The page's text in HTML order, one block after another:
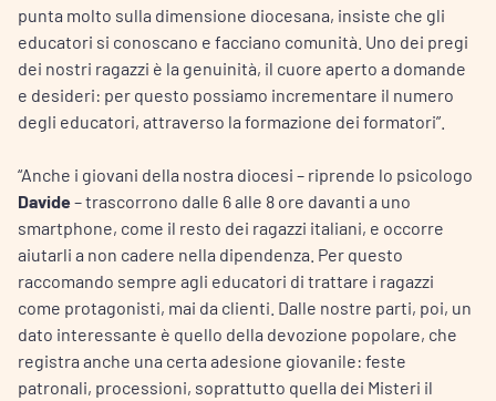
punta molto sulla dimensione diocesana, insiste che gli
educatori si conoscano e facciano comunità. Uno dei pregi
dei nostri ragazzi è la genuinità, il cuore aperto a domande
e desideri: per questo possiamo incrementare il numero
degli educatori, attraverso la formazione dei formatori”.
“Anche i giovani della nostra diocesi – riprende lo psicologo
Davide– trascorrono dalle 6 alle 8 ore davanti a uno
smartphone, come il resto dei ragazzi italiani, e occorre
aiutarli a non cadere nella dipendenza. Per questo
raccomando sempre agli educatori di trattare i ragazzi
come protagonisti, mai da clienti. Dalle nostre parti, poi, un
dato interessante è quello della devozione popolare, che
registra anche una certa adesione giovanile: feste
patronali, processioni, soprattutto quella dei Misteri il